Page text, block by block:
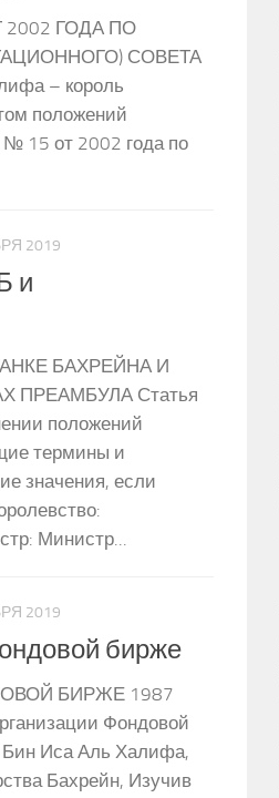
ГОДА ПО
СОВЕТА
– король
положений
№ 15 от 2002 года по
2019
и
БАХРЕЙНА И
ПРЕАМБУЛА Статья
положений
термины и
значения, если
Министр...
2019
бирже
БИРЖЕ 1987
Фондовой
Иса Аль Халифа,
Бахрейн, Изучив